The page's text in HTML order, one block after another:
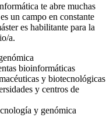
te abre muchas
un campo en constante
es habilitante para la
a.
bioinformáticas
y biotecnológicas
y centros de
y genómica